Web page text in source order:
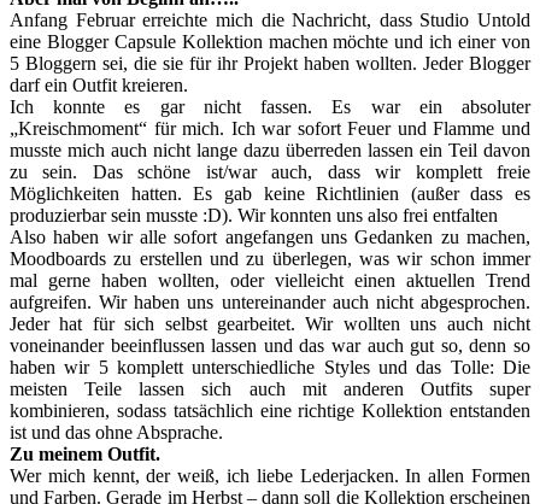
Anfang Februar erreichte mich die Nachricht, dass Studio Untold
eine Blogger Capsule Kollektion machen möchte und ich einer von
5 Bloggern sei, die sie für ihr Projekt haben wollten. Jeder Blogger
darf ein Outfit kreieren.
Ich konnte es gar nicht fassen. Es war ein absoluter
„Kreischmoment“ für mich. Ich war sofort Feuer und Flamme und
musste mich auch nicht lange dazu überreden lassen ein Teil davon
zu sein. Das schöne ist/war auch, dass wir komplett freie
Möglichkeiten hatten. Es gab keine Richtlinien (außer dass es
produzierbar sein musste :D). Wir konnten uns also frei entfalten
Also haben wir alle sofort angefangen uns Gedanken zu machen,
Moodboards zu erstellen und zu überlegen, was wir schon immer
mal gerne haben wollten, oder vielleicht einen aktuellen Trend
aufgreifen. Wir haben uns untereinander auch nicht abgesprochen.
Jeder hat für sich selbst gearbeitet. Wir wollten uns auch nicht
voneinander beeinflussen lassen und das war auch gut so, denn so
haben wir 5 komplett unterschiedliche Styles und das Tolle: Die
meisten Teile lassen sich auch mit anderen Outfits super
kombinieren, sodass tatsächlich eine richtige Kollektion entstanden
ist und das ohne Absprache.
Zu meinem Outfit.
Wer mich kennt, der weiß, ich liebe Lederjacken. In allen Formen
und Farben. Gerade im Herbst – dann soll die Kollektion erscheinen